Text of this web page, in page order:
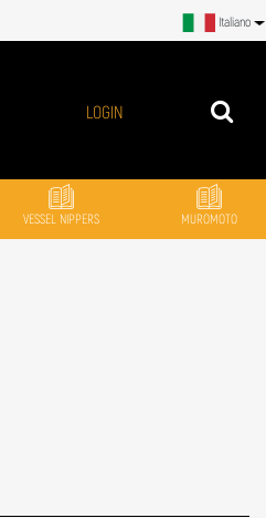
Italiano
LOGIN
VESSEL NIPPERS MUROMOTO